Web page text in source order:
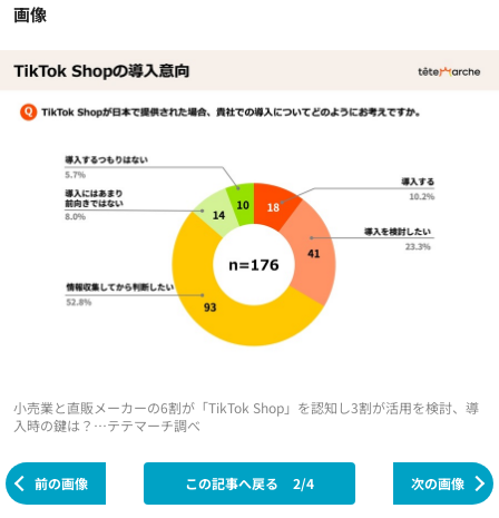
画像
小売業と直販メーカーの6割が「TikTok Shop」を認知し3割が活用を検討、導
入時の鍵は？…テテマーチ調べ
前の画像 次の画像
この記事へ戻る 2/4